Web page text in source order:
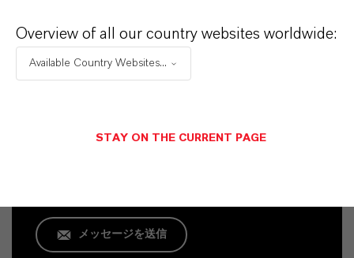
メッセージを送信
Overview of all our country websites worldwide:
Available Country Websites...
STAY ON THE CURRENT PAGE